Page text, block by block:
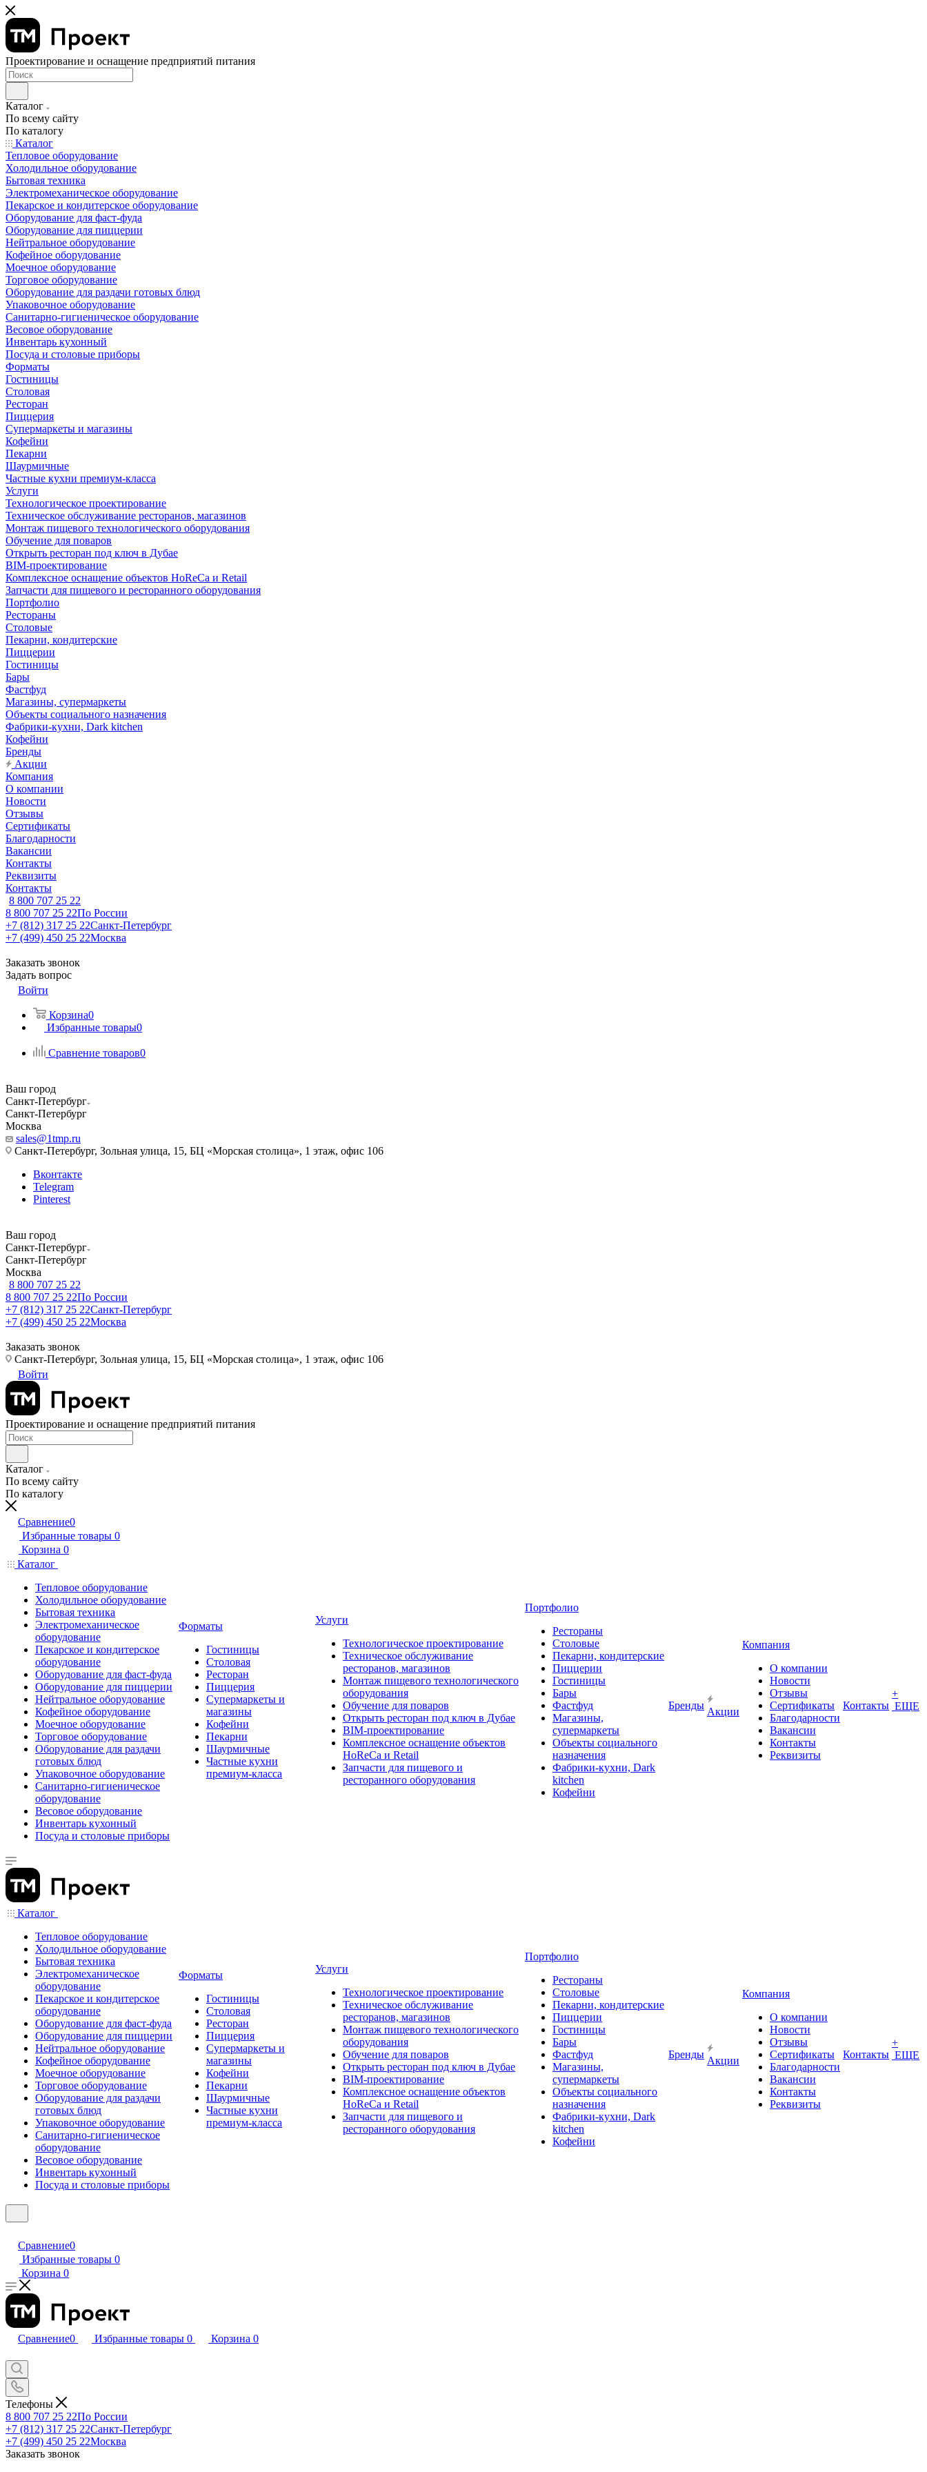
Проектирование и оснащение предприятий питания
Каталог
По всему сайту
По каталогу
Каталог
Тепловое оборудование
Холодильное оборудование
Бытовая техника
Электромеханическое оборудование
Пекарское и кондитерское оборудование
Оборудование для фаст-фуда
Оборудование для пиццерии
Нейтральное оборудование
Кофейное оборудование
Моечное оборудование
Торговое оборудование
Оборудование для раздачи готовых блюд
Упаковочное оборудование
Санитарно-гигиеническое оборудование
Весовое оборудование
Инвентарь кухонный
Посуда и столовые приборы
Форматы
Гостиницы
Столовая
Ресторан
Пиццерия
Супермаркеты и магазины
Кофейни
Пекарни
Шаурмичные
Частные кухни премиум-класса
Услуги
Технологическое проектирование
Техническое обслуживание ресторанов, магазинов
Монтаж пищевого технологического оборудования
Обучение для поваров
Открыть ресторан под ключ в Дубае
BIM-проектирование
Комплексное оснащение объектов HoReCa и Retail
Запчасти для пищевого и ресторанного оборудования
Портфолио
Рестораны
Столовые
Пекарни, кондитерские
Пиццерии
Гостиницы
Бары
Фастфуд
Магазины, супермаркеты
Объекты социального назначения
Фабрики-кухни, Dark kitchen
Кофейни
Бренды
Акции
Компания
О компании
Новости
Отзывы
Сертификаты
Благодарности
Вакансии
Контакты
Реквизиты
Контакты
8 800 707 25 22
8 800 707 25 22По России
+7 (812) 317 25 22Санкт-Петербург
+7 (499) 450 25 22Москва
Заказать звонок
Задать вопрос
Войти
Корзина0
Избранные товары0
Сравнение товаров0
Ваш город
Санкт-Петербург
Санкт-Петербург
Москва
sales@1tmp.ru
Санкт-Петербург, Зольная улица, 15, БЦ «Морская столица», 1 этаж, офис 106
Вконтакте
Telegram
Pinterest
Ваш город
Санкт-Петербург
Санкт-Петербург
Москва
8 800 707 25 22
8 800 707 25 22По России
+7 (812) 317 25 22Санкт-Петербург
+7 (499) 450 25 22Москва
Заказать звонок
Санкт-Петербург, Зольная улица, 15, БЦ «Морская столица», 1 этаж, офис 106
Войти
Проектирование и оснащение предприятий питания
Каталог
По всему сайту
По каталогу
Сравнение0
Избранные товары 0
Корзина 0
Каталог
Тепловое оборудование
Холодильное оборудование
Бытовая техника
Электромеханическое
оборудование
Пекарское и кондитерское
оборудование
Оборудование для фаст-фуда
Оборудование для пиццерии
Нейтральное оборудование
Кофейное оборудование
Моечное оборудование
Торговое оборудование
Оборудование для раздачи
готовых блюд
Упаковочное оборудование
Санитарно-гигиеническое
оборудование
Весовое оборудование
Инвентарь кухонный
Посуда и столовые приборы
Форматы
Гостиницы
Столовая
Ресторан
Пиццерия
Супермаркеты и
магазины
Кофейни
Пекарни
Шаурмичные
Частные кухни
премиум-класса
Услуги
Технологическое проектирование
Техническое обслуживание
ресторанов, магазинов
Монтаж пищевого технологического
оборудования
Обучение для поваров
Открыть ресторан под ключ в Дубае
BIM-проектирование
Комплексное оснащение объектов
HoReCa и Retail
Запчасти для пищевого и
ресторанного оборудования
Портфолио
Рестораны
Столовые
Пекарни, кондитерские
Пиццерии
Гостиницы
Бары
Фастфуд
Магазины,
супермаркеты
Объекты социального
назначения
Фабрики-кухни, Dark
kitchen
Кофейни
Бренды
Акции
Компания
О компании
Новости
Отзывы
Сертификаты
Благодарности
Вакансии
Контакты
Реквизиты
Контакты
+
ЕЩЕ
Каталог
Тепловое оборудование
Холодильное оборудование
Бытовая техника
Электромеханическое
оборудование
Пекарское и кондитерское
оборудование
Оборудование для фаст-фуда
Оборудование для пиццерии
Нейтральное оборудование
Кофейное оборудование
Моечное оборудование
Торговое оборудование
Оборудование для раздачи
готовых блюд
Упаковочное оборудование
Санитарно-гигиеническое
оборудование
Весовое оборудование
Инвентарь кухонный
Посуда и столовые приборы
Форматы
Гостиницы
Столовая
Ресторан
Пиццерия
Супермаркеты и
магазины
Кофейни
Пекарни
Шаурмичные
Частные кухни
премиум-класса
Услуги
Технологическое проектирование
Техническое обслуживание
ресторанов, магазинов
Монтаж пищевого технологического
оборудования
Обучение для поваров
Открыть ресторан под ключ в Дубае
BIM-проектирование
Комплексное оснащение объектов
HoReCa и Retail
Запчасти для пищевого и
ресторанного оборудования
Портфолио
Рестораны
Столовые
Пекарни, кондитерские
Пиццерии
Гостиницы
Бары
Фастфуд
Магазины,
супермаркеты
Объекты социального
назначения
Фабрики-кухни, Dark
kitchen
Кофейни
Бренды
Акции
Компания
О компании
Новости
Отзывы
Сертификаты
Благодарности
Вакансии
Контакты
Реквизиты
Контакты
+
ЕЩЕ
Сравнение0
Избранные товары 0
Корзина 0
Сравнение0 Избранные товары 0 Корзина 0
Телефоны
8 800 707 25 22По России
+7 (812) 317 25 22Санкт-Петербург
+7 (499) 450 25 22Москва
Заказать звонок